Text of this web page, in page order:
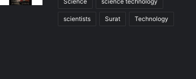
scientists Surat Technology